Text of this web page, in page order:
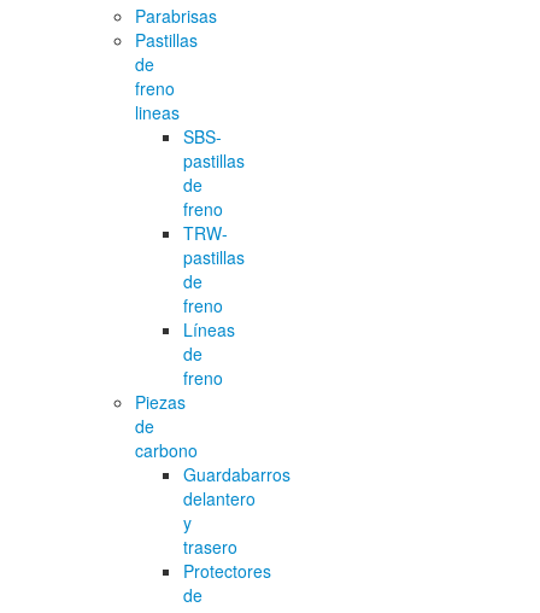
Parabrisas
Pastillas
de
freno
lineas
SBS-
pastillas
de
freno
TRW-
pastillas
de
freno
Líneas
de
freno
Piezas
de
carbono
Guardabarros
delantero
y
trasero
Protectores
de